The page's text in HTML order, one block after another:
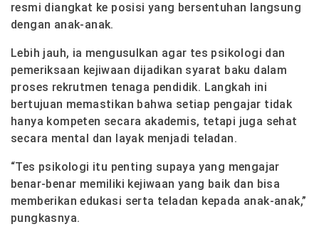
resmi diangkat ke posisi yang bersentuhan langsung
dengan anak-anak.
Lebih jauh, ia mengusulkan agar tes psikologi dan
pemeriksaan kejiwaan dijadikan syarat baku dalam
proses rekrutmen tenaga pendidik. Langkah ini
bertujuan memastikan bahwa setiap pengajar tidak
hanya kompeten secara akademis, tetapi juga sehat
secara mental dan layak menjadi teladan.
“Tes psikologi itu penting supaya yang mengajar
benar-benar memiliki kejiwaan yang baik dan bisa
memberikan edukasi serta teladan kepada anak-anak,”
pungkasnya.